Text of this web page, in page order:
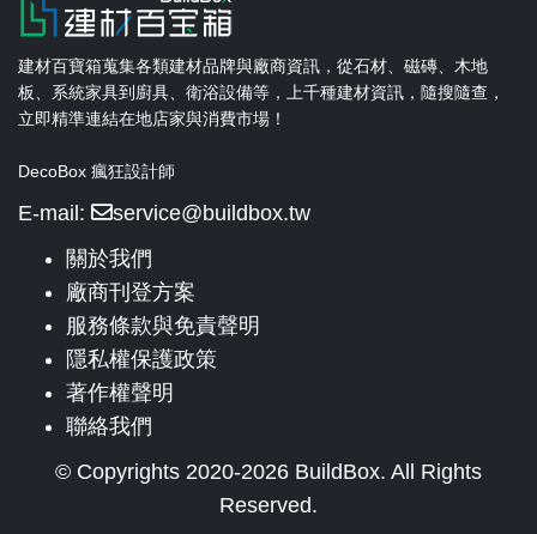
建材百寶箱蒐集各類建材品牌與廠商資訊，從石材、磁磚、木地
板、系統家具到廚具、衛浴設備等，上千種建材資訊，隨搜隨查，
立即精準連結在地店家與消費市場！
DecoBox 瘋狂設計師
E-mail:
service@buildbox.tw
關於我們
廠商刊登方案
服務條款與免責聲明
隱私權保護政策
著作權聲明
聯絡我們
© Copyrights 2020-2026 BuildBox. All Rights
Reserved.